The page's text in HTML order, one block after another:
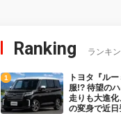
Ranking ランキ
トヨタ『ル
服!? 待望の
走りも大進
の変身で近日